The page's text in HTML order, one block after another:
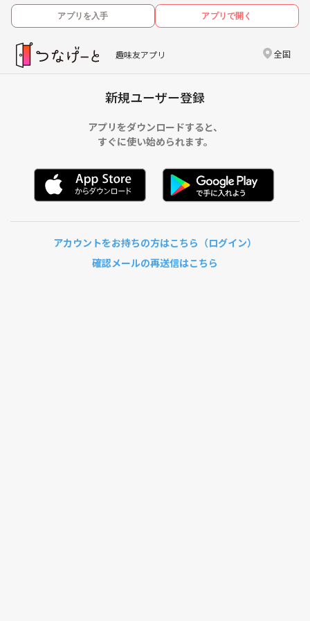
アプリを入手 アプリで開く
趣味友アプリ 全国
新規ユーザー登録
アプリをダウンロードすると、
すぐに使い始められます。
アカウントをお持ちの方はこちら（ログイン）
確認メールの再送信はこちら